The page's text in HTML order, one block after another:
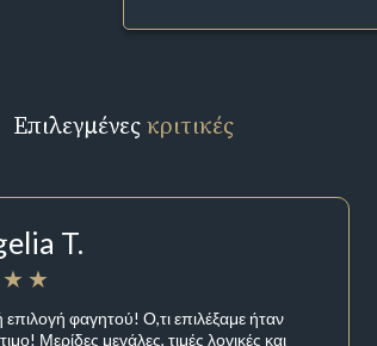
Επιλεγμένεςκριτικές
T.
επιλογή φαγητού! Ο,τι επιλέξαμε ήταν
Μερίδες μεγάλες, τιμές λογικές και